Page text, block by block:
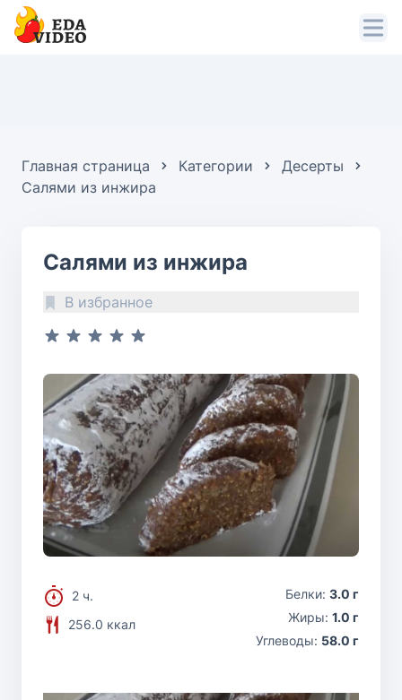
Главная страница Категории
Десерты
Салями из инжира
Салями из инжира
В избранное
2 ч.
256.0 ккал
Белки: 3.0 г
Жиры: 1.0 г
Углеводы: 58.0 г